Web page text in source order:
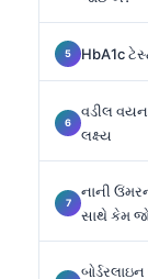
HbA1c
વડીલ
લક્ષ્ય
નાની
સાથે કેમ